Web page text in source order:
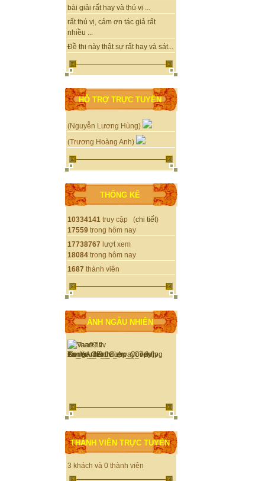
bài giải rất hay và thú vị ...
rất thú vị, cảm ơn tác giả rất
nhiều ...
Đề thi này thật sự rất hay và sát...
HỖ TRỢ TRỰC TUYẾN
(Nguyễn Lương Hùng)
(Trương Hoàng Anh)
THỐNG KÊ
10334141 truy cập (chi tiết)
17559 trong hôm nay
17738767 lượt xem
18084 trong hôm nay
1687 thành viên
ẢNH NGẪU NHIÊN
THÀNH VIÊN TRỰC TUYẾN
3 khách và 0 thành viên